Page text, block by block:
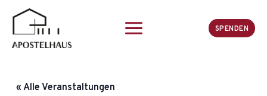
springen
SPENDEN
« Alle Veranstaltungen